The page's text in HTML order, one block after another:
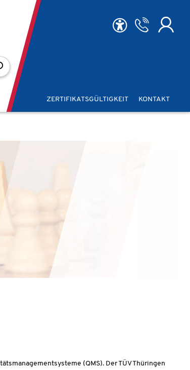
ZERTIFIKATSGÜLTIGKEIT KONTAKT
(QMS). Der TÜV Thüringen